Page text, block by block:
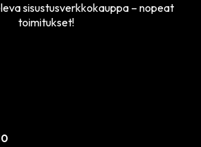
sisustusverkkokauppa – nopeat
toimitukset!